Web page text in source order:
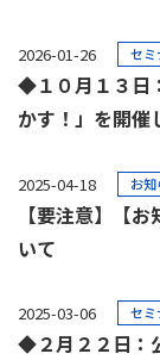
2026-01-26 セミ
◆１０月１３日
かす！」を開催
2025-04-18 お知
【要注意】【
いて
2025-03-06 セミ
◆２月２２日：